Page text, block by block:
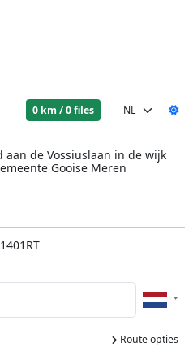
0 km / 0 files
aan de Vossiuslaan in de wijk
Gooise Meren
Route opties